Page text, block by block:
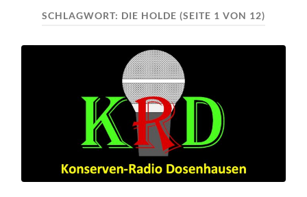
SCHLAGWORT: DIE HOLDE (SEITE 1 VON 12)